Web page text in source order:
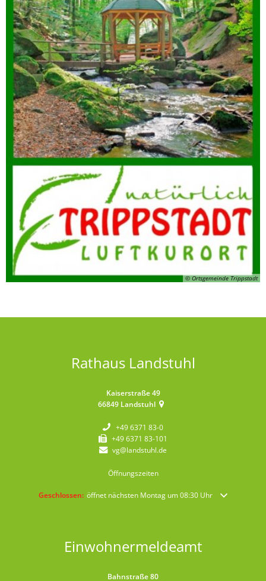
© Ortsgemeinde Trippstadt
Rathaus Landstuhl
Kaiserstraße 49
66849 Landstuhl
+49 6371 83-0
+49 6371 83-101
vg@landstuhl.de
Öffnungszeiten
Klicken, um weitere Öffnungs- oder Schließzeiten auszublenden
Geschlossen: öffnet nächsten Montag um 08:30 Uhr
Einwohnermeldeamt
Bahnstraße 80